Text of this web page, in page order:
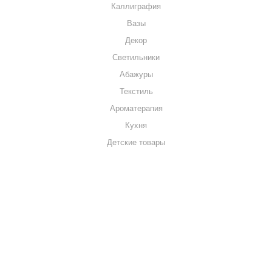
Каллиграфия
Вазы
Декор
Светильники
Абажуры
Текстиль
Ароматерапия
Кухня
Детские товары